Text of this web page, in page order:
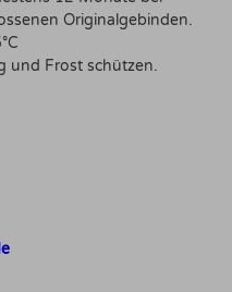
Originalgebinden.
und Frost schützen.